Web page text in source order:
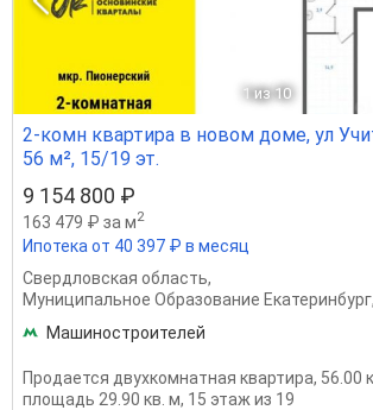
1 из 10
2-комн квартира в новом доме, ул
56 м², 15/19 эт.
9 154 800 ₽
163 479 ₽ за м2
Ипотека от 40 397 ₽ в месяц
Свердловская область,
Муниципальное Образование Екатеринбург,
Машиностроителей
Продается двухкомнатная квартира, 56.00
площадь 29.90 кв. м, 15 этаж из 19